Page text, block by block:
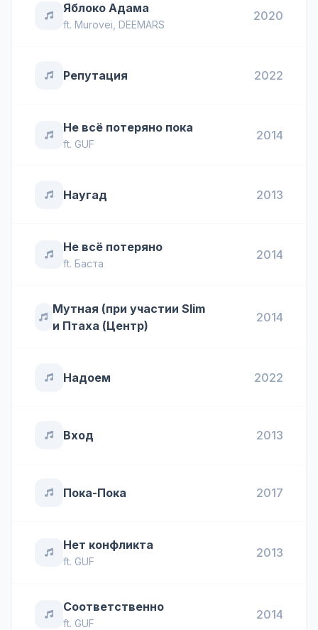
Яблоко Адама
ft. Murovei DEEMARS
2020
Репутация 2022
Не всё потеряно пока
ft. GUF
2014
Наугад 2013
Не всё потеряно
ft. Баста
2014
Мутная (при участии Slim
и Птаха (Центр)
2014
Надоем 2022
Вход 2013
Пока-Пока 2017
Нет конфликта
ft. GUF
2013
Соответственно
ft. GUF
2014